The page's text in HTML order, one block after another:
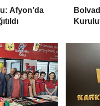
Afyon’da